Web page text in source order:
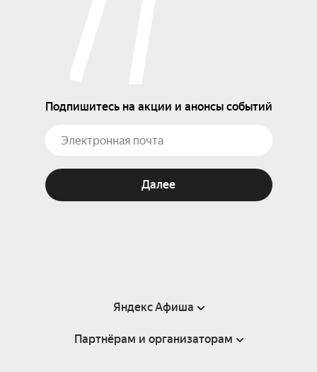
Подпишитесь на акции и анонсы событий
Далее
Яндекс Афиша
Справка
Партнёрам и организаторам